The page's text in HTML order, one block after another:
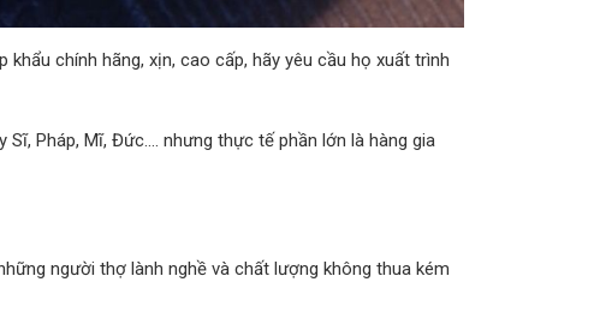
chính hãng, xịn, cao cấp, hãy yêu cầu họ xuất trình
Pháp, Mĩ, Đức…. nhưng thực tế phần lớn là hàng gia
người thợ lành nghề và chất lượng không thua kém